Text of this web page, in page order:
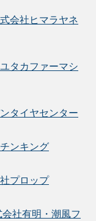
会社ヒマラヤネ
タカファーマシ
タイヤセンター
ンキング
プロップ
社有明・潮風フ